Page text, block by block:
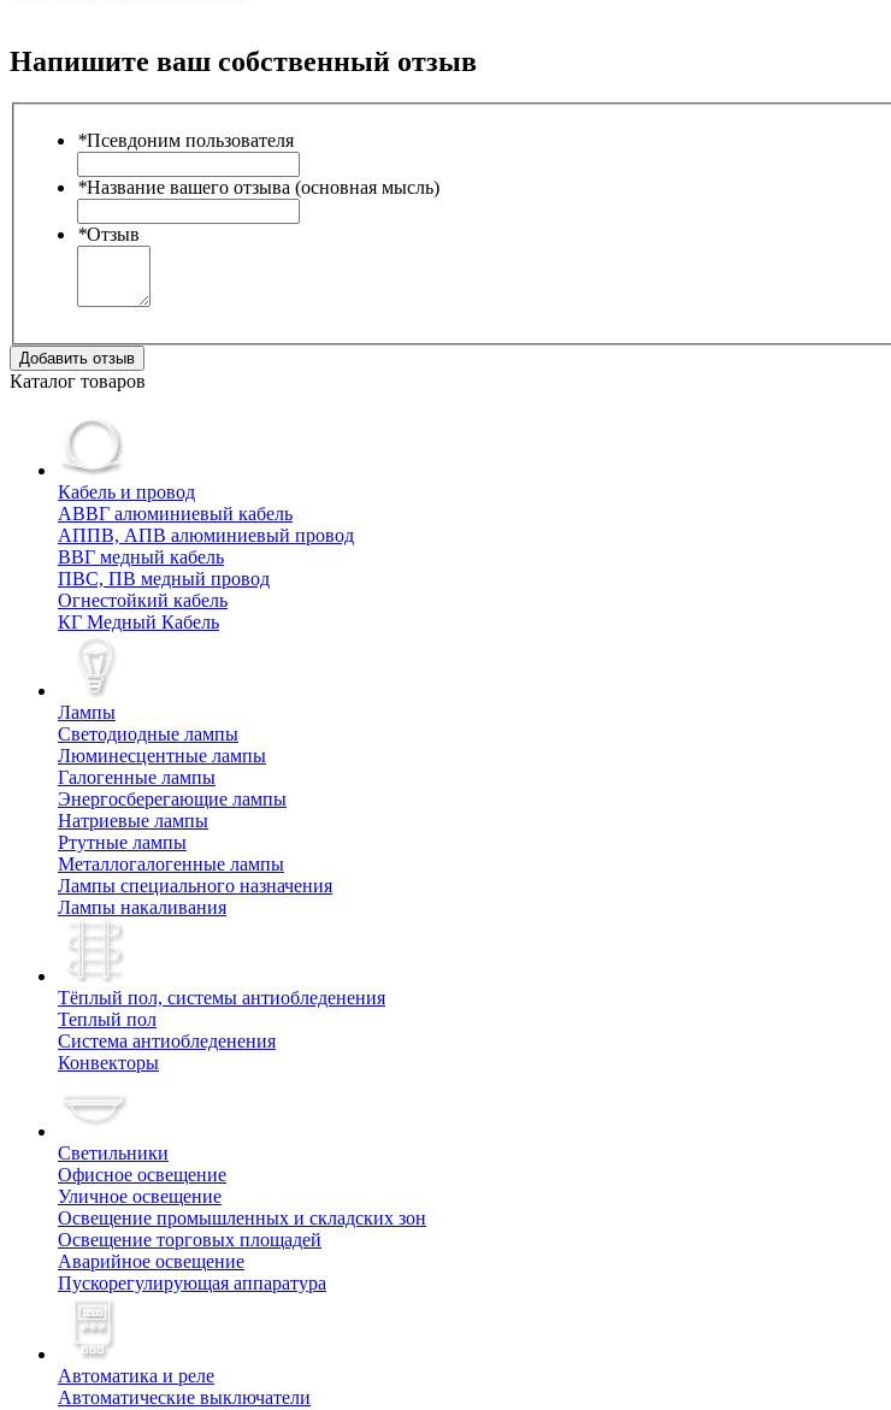
Напишите ваш собственный отзыв
*Псевдоним пользователя
*Название вашего отзыва (основная мысль)
*Отзыв
Добавить отзыв
Каталог товаров
Кабель и провод
АВВГ алюминиевый кабель
АППВ, АПВ алюминиевый провод
ВВГ медный кабель
ПВС, ПВ медный провод
Огнестойкий кабель
КГ Медный Кабель
Лампы
Cветодиодные лампы
Люминесцентные лампы
Галогенные лампы
Энергосберегающие лампы
Натриевые лампы
Ртутные лампы
Металлогалогенные лампы
Лампы специального назначения
Лампы накаливания
Тёплый пол, cистемы антиобледенения
Теплый пол
Система антиобледенения
Конвекторы
Светильники
Офисное освещение
Уличное освещение
Освещение промышленных и складских зон
Освещение торговых площадей
Аварийное освещение
Пускорегулирующая аппаратура
Автоматика и реле
Автоматические выключатели